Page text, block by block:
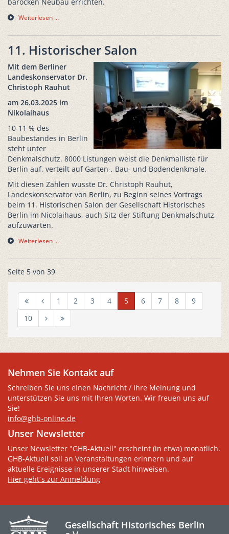
Weiterlesen …
11. Historischer Salon
Mit dem Berliner
Landeskonservator Dr.
Christoph Rauhut
am 26.03.2025 im
Nikolaihaus
10-11 % des
Baubestandes in Berlin
steht unter
Denkmalschutz. 8000 Listungen weist die Denkmalliste für
Berlin auf, verteilt auf Garten-, Bau- und Bodendenkmale.
Mit diesen Zahlen wusste Dr. Christoph Rauhut,
Landeskonservator von Berlin, zu Beginn seines Vortrags
beim 11. Historischen Salon der Gesellschaft Historisches
Berlin im Nicolaihaus, auch Sitz der Stiftung Denkmalschutz,
aufzuwarten.
Weiterlesen …
Seite 5 von 39
1 2 3 4 5 6 7 8
9
10
Nehmen Sie Kontakt auf
Schreiben Sie uns einen Nachricht / Ihre Meinung und
unterstützen Sie uns mit Ihren Worten. Wir freuen uns auf
Sie!
info@ghb-online.de
Unser Newsletter
Unser Newsletter "GHB-Aktuell" erscheint (in etwa) monatlich.
GHB-Aktuell soll an Veranstaltungen erinnern und auf
aktuelle Ereignisse in unserer Stadt hinweisen.
Hier geht´s zur Anmeldung
Gesellschaft Historisches Berlin